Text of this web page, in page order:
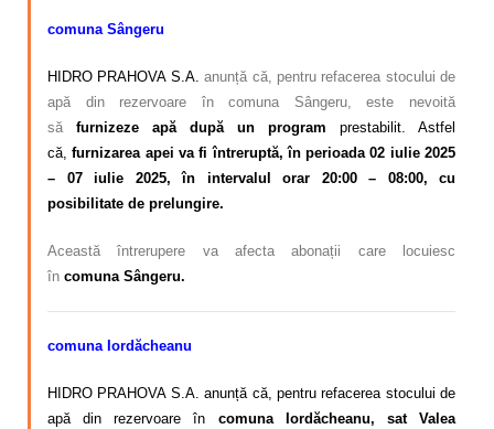
comuna Sângeru
HIDRO PRAHOVA S.A. anunță că, pentru refacerea stocului de
apă din rezervoare în comuna Sângeru, este nevoită
să furnizeze apă după un program prestabilit. Astfel
că,furnizarea apei va fi întreruptă, în perioada 02 iulie 2025
– 07 iulie 2025, în intervalul orar 20:00 – 08:00, cu
posibilitate de prelungire.
Această întrerupere va afecta abonații care locuiesc
în comuna Sângeru.
comuna Iordăcheanu
HIDRO PRAHOVA S.A. anunță că, pentru refacerea stocului de
apă din rezervoare în comuna Iordăcheanu, sat Valea